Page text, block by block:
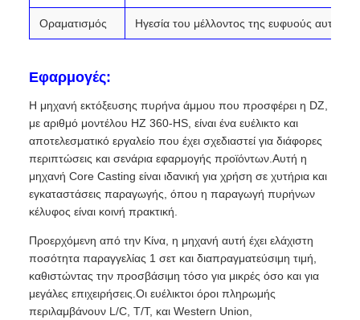
Οραματισμός Ηγεσία του μέλλοντος της ευφυούς
Εφαρμογές:
Η μηχανή εκτόξευσης πυρήνα άμμου που προσφέρει η DZ,
με αριθμό μοντέλου HZ 360-HS, είναι ένα ευέλικτο και
αποτελεσματικό εργαλείο που έχει σχεδιαστεί για διάφορες
περιπτώσεις και σενάρια εφαρμογής προϊόντων.Αυτή η
μηχανή Core Casting είναι ιδανική για χρήση σε χυτήρια και
εγκαταστάσεις παραγωγής, όπου η παραγωγή πυρήνων
κέλυφος είναι κοινή πρακτική.
Προερχόμενη από την Κίνα, η μηχανή αυτή έχει ελάχιστη
ποσότητα παραγγελίας 1 σετ και διαπραγματεύσιμη τιμή,
καθιστώντας την προσβάσιμη τόσο για μικρές όσο και για
μεγάλες επιχειρήσεις.Οι ευέλικτοι όροι πληρωμής
περιλαμβάνουν L/C, T/T, και Western Union,